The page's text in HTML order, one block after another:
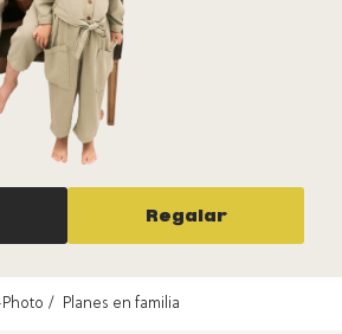
Regalar
Planes en familia